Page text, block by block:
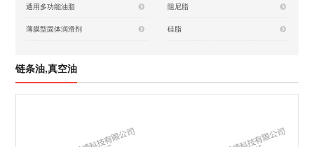
通用多功能油脂 阻尼脂
薄膜型固体润滑剂 硅脂
链条油,真空油